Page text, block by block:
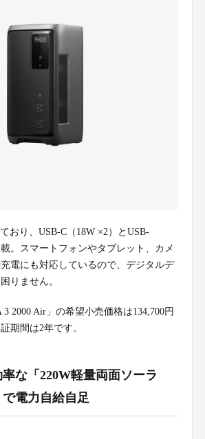
おり、USB-C（18W ×2）とUSB-
。スマートフォンやタブレット、カメ
電にも対応しているので、デジタルデ
りません。
3 2000 Air」の希望小売価格は134,700円
期間は2年です。
な「220W軽量両面ソーラ
電力自給自足